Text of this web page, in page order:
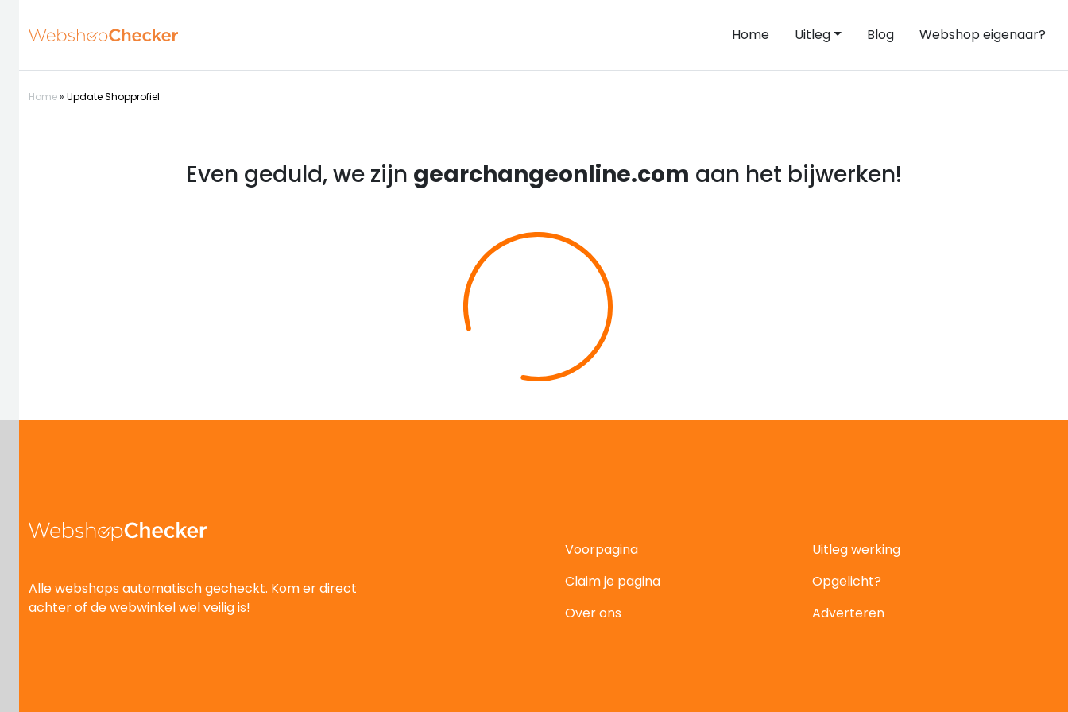
Home Uitleg Blog Webshop eigenaar?
Home» Update Shopprofiel
Even geduld, we zijn gearchangeonline.com aan het bijwerken!
Alle webshops automatisch gecheckt. Kom er direct
achter of de webwinkel wel veilig is!
Voorpagina
Uitleg werking
Claim je pagina
Opgelicht?
Over ons
Adverteren